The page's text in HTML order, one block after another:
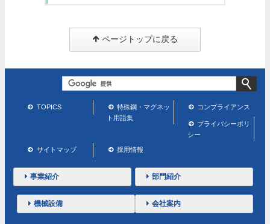
ページトップに戻る
TOPICS
特殊鋼・マグネッ
ト用語集
コンプライアンス
プライバシーポリ
シー
サイトマップ 採用情報
事業紹介 部門紹介
機械設備 会社案内